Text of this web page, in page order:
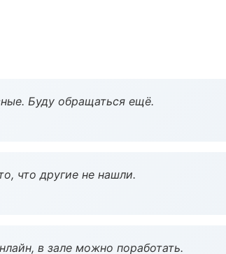
Буду обращаться ещё.
что другие не нашли.
в зале можно поработать.